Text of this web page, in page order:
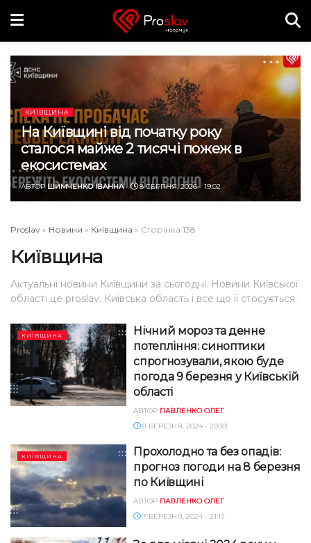
КИЇВЩИНА
На Київщині від початку року
сталося майже 2 тисячі пожеж в
екосистемах
АВТОР ШИМЧЕНКО ІВАННА 8 СЕРПНЯ, 2026 - 19:02
Proslav » Новини » Київщина » Сторінка 138
Київщина
Актуальні новини Київщини за сьогодні. Новини Київської
області це proslav. Київська область і все що її стосується.
КИЇВЩИНА
Нічний мороз та денне
потепління: синоптики
спрогнозували, якою буде
погода 9 березня у Київській
області
АВТОР ПАВЛЕНКО ОЛЕГ
8 БЕРЕЗНЯ, 2024 - 20:39
КИЇВЩИНА
Прохолодно та без опадів:
прогноз погоди на 8 березня
по Київщині
АВТОР ПАВЛЕНКО ОЛЕГ
7 БЕРЕЗНЯ, 2024 - 21:17